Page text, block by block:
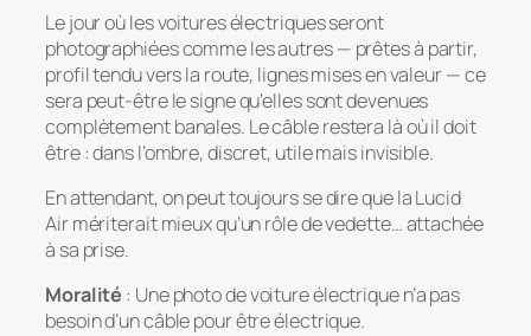
Le jour où les voitures électriques seront
photographiées comme les autres — prêtes à partir,
profil tendu vers la route, lignes mises en valeur — ce
sera peut-être le signe qu’elles sont devenues
complètement banales. Le câble restera là où il doit
être : dans l’ombre, discret, utile mais invisible.
En attendant, on peut toujours se dire que la Lucid
Air mériterait mieux qu’un rôle de vedette… attachée
à sa prise.
Moralité : Une photo de voiture électrique n’a pas
besoin d’un câble pour être électrique.